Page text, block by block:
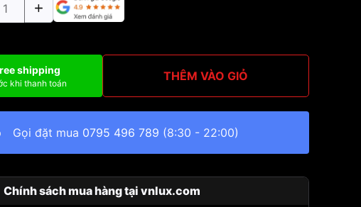
shipping
khi thanh toán THÊM VÀO GIỎ
Gọi đặt mua 0795 496 789 (8:30 - 22:00)
Chính sách mua hàng tại vnlux.com